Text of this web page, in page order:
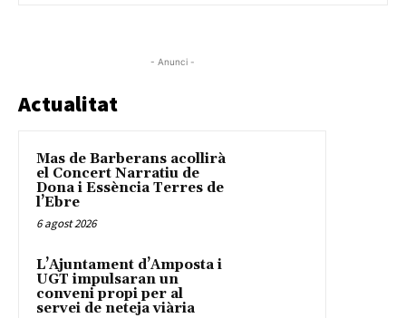
- Anunci -
Actualitat
Mas de Barberans acollirà
el Concert Narratiu de
Dona i Essència Terres de
l’Ebre
6 agost 2026
L’Ajuntament d’Amposta i
UGT impulsaran un
conveni propi per al
servei de neteja viària